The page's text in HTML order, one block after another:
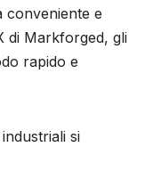
conveniente e
di Markforged, gli
rapido e
si